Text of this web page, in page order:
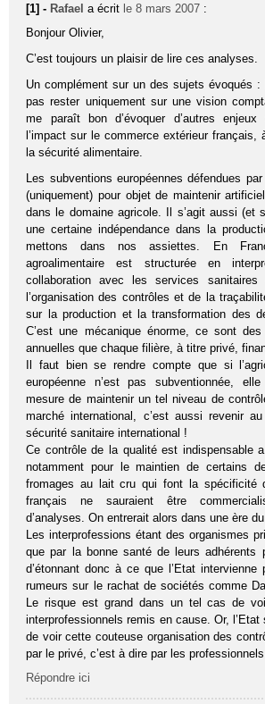
[1] - Rafael a écrit le 8 mars 2007 :
Bonjour Olivier,
C’est toujours un plaisir de lire ces analyses.
Un complément sur un des sujets évoqués :
pas rester uniquement sur une vision
me paraît bon d’évoquer d’autres enjeux
l’impact sur le commerce extérieur français,
la sécurité alimentaire.
Les subventions européennes défendues
(uniquement) pour objet de maintenir
dans le domaine agricole. Il s’agit aussi (et
une certaine indépendance dans la
mettons dans nos assiettes. En
agroalimentaire est structurée en
collaboration avec les services sanitaires
l’organisation des contrôles et de la
sur la production et la transformation des
C’est une mécanique énorme, ce sont des
annuelles que chaque filière, à titre privé,
Il faut bien se rendre compte que si
européenne n’est pas subventionnée,
mesure de maintenir un tel niveau de
marché international, c’est aussi revenir
sécurité sanitaire international !
Ce contrôle de la qualité est indispensable
notamment pour le maintien de certains
fromages au lait cru qui font la spécificité
français ne sauraient être
d’analyses. On entrerait alors dans une ère
Les interprofessions étant des organismes
que par la bonne santé de leurs adhérents
d’étonnant donc à ce que l’Etat
rumeurs sur le rachat de sociétés comme
Le risque est grand dans un tel cas de
interprofessionnels remis en cause. Or,
de voir cette couteuse organisation des
par le privé, c’est à dire par les
Répondre ici